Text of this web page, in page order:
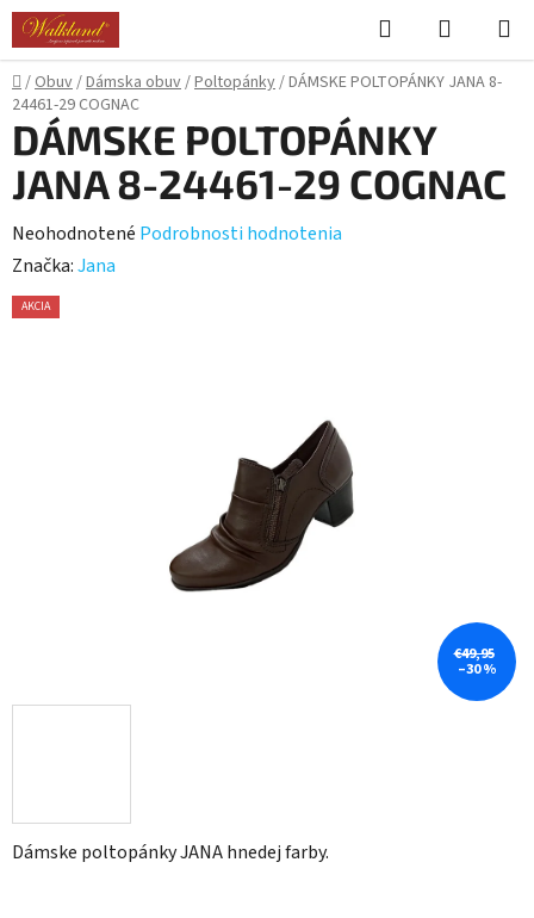
Prejsť
obsah
Hľadať
KOŠÍK
Domov
/Obuv/Dámska obuv/Poltopánky/DÁMSKE POLTOPÁNKY JANA 8-
24461-29 COGNAC
Dámske poltopánky JANA hnedej farby.
DÁMSKE POLTOPÁNKY
JANA 8-24461-29 COGNAC
Priemerné
hodnotenie
produktu
Neohodnotené Podrobnosti hodnotenia
Značka:Jana
AKCIA
€49,95
–30 %